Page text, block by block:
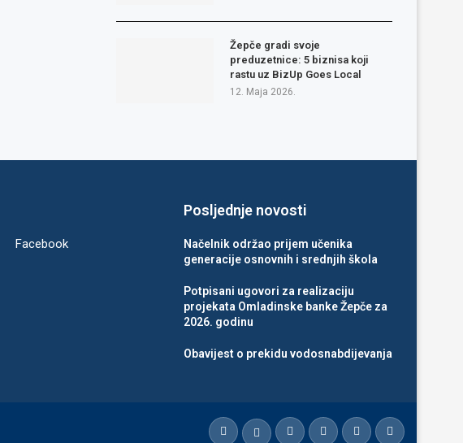
Žepče gradi svoje
preduzetnice: 5 biznisa koji
rastu uz BizUp Goes Local
12. Maja 2026.
Facebook
Posljednje novosti
Načelnik održao prijem učenika
generacije osnovnih i srednjih škola
Potpisani ugovori za realizaciju
projekata Omladinske banke Žepče za
2026. godinu
Obavijest o prekidu vodosnabdijevanja